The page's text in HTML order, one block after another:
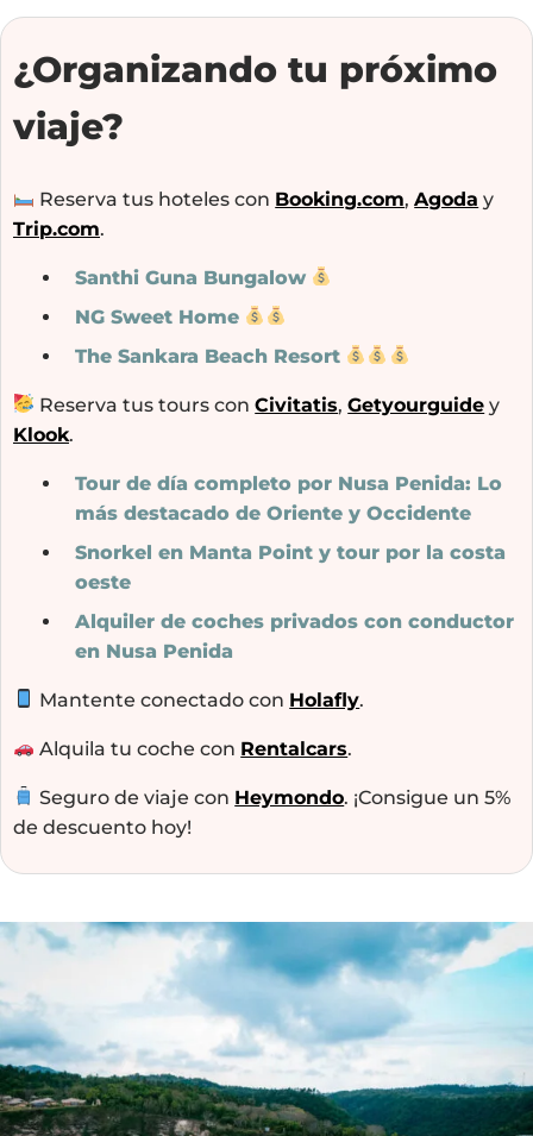
¿Organizando tu próximo
viaje?
Reserva tus hoteles con Booking.com,Agoda y
Trip.com.
Santhi Guna Bungalow
NG Sweet Home
The Sankara Beach Resort
Reserva tus tours conCivitatis,Getyourguide y
Klook.
Tour de día completo por Nusa Penida: Lo
más destacado de Oriente y Occidente
Snorkel en Manta Point y tour por la costa
oeste
Alquiler de coches privados con conductor
en Nusa Penida
Mantente conectado con Holafly.
Alquila tu coche con Rentalcars.
Seguro de viaje con Heymondo. ¡Consigue un 5%
de descuento hoy!